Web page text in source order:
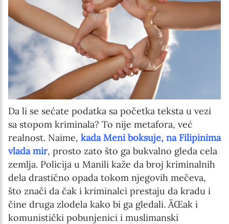
Da li se sećate podatka sa početka teksta u vezi
sa stopom kriminala? To nije metafora, već
realnost. Naime, kada Meni boksuje, na Filipinima
vlada mir, prosto zato što ga bukvalno gleda cela
zemlja. Policija u Manili kaže da broj kriminalnih
dela drastično opada tokom njegovih mečeva,
što znači da čak i kriminalci prestaju da kradu i
čine druga zlodela kako bi ga gledali. ÄŒak i
komunistički pobunjenici i muslimanski